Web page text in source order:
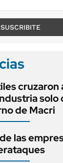
SUSCRIBITE
cruzaron
solo
de Macri
las